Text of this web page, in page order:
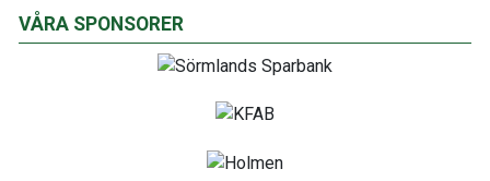
VÅRA SPONSORER